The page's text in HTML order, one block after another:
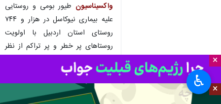
×
×
واکسیناسیون طیور بومی و روستایی
علیه بیماری نیوکاسل در هزار و ۷۴۴
روستای استان اردبیل با اولویت
روستاهای پر خطر و پر تراکم از نظر
تعداد فارم‌های صنعتی در جمعیت
طیور بومی، روستایی و خانگی اجرا
شد.
♿︎